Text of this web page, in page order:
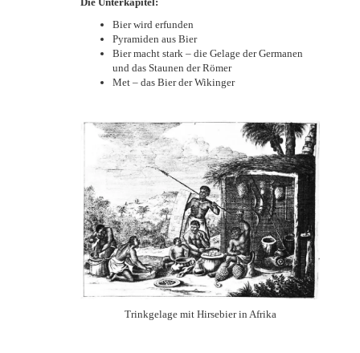
Bier wird erfunden
Pyramiden aus Bier
Bier macht stark – die Gelage der Germanen
und das Staunen der Römer
Met – das Bier der Wikinger
Trinkgelage mit Hirsebier in Afrika